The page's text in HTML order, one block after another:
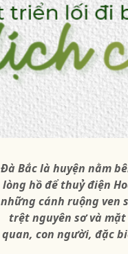
Đà Bắc là huyện nằm
lòng hồ để thuỷ điện
những cánh ruộng ven
trệt nguyên sơ và
quan, con người, đặc